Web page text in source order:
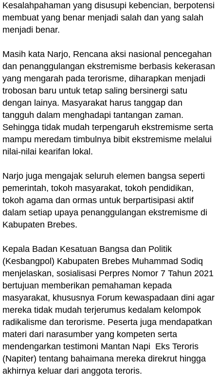
Kesalahpahaman yang disusupi kebencian, berpotensi
membuat yang benar menjadi salah dan yang salah
menjadi benar.
Masih kata Narjo, Rencana aksi nasional pencegahan
dan penanggulangan ekstremisme berbasis kekerasan
yang mengarah pada terorisme, diharapkan menjadi
trobosan baru untuk tetap saling bersinergi satu
dengan lainya. Masyarakat harus tanggap dan
tangguh dalam menghadapi tantangan zaman.
Sehingga tidak mudah terpengaruh ekstremisme serta
mampu meredam timbulnya bibit ekstremisme melalui
nilai-nilai kearifan lokal.
Narjo juga mengajak seluruh elemen bangsa seperti
pemerintah, tokoh masyarakat, tokoh pendidikan,
tokoh agama dan ormas untuk berpartisipasi aktif
dalam setiap upaya penanggulangan ekstremisme di
Kabupaten Brebes.
Kepala Badan Kesatuan Bangsa dan Politik
(Kesbangpol) Kabupaten Brebes Muhammad Sodiq
menjelaskan, sosialisasi Perpres Nomor 7 Tahun 2021
bertujuan memberikan pemahaman kepada
masyarakat, khususnya Forum kewaspadaan dini agar
mereka tidak mudah terjerumus kedalam kelompok
radikalisme dan terorisme. Peserta juga mendapatkan
materi dari narasumber yang kompeten serta
mendengarkan testimoni Mantan Napi Eks Teroris
(Napiter) tentang bahaimana mereka direkrut hingga
akhirnya keluar dari anggota teroris.